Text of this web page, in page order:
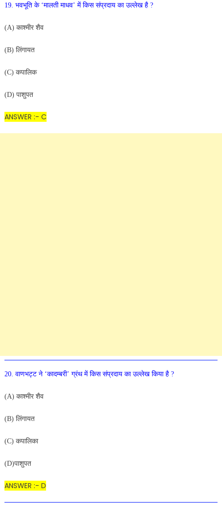
19. भवभूति के ‘मालती माधव’ में किस संप्रदाय का उल्लेख है ?
(A) काश्मीर शैव
(B) लिंगायत
(C) कपालिक
(D) पाशुपत
ANSWER :- C
20. वाणभट्ट ने ‘कादम्बरी’ ग्रंथ में किस संप्रदाय का उल्लेख किया है ?
(A) काश्मीर शैव
(B) लिंगायत
(C) कपालिका
(D)पाशुपत
ANSWER :- D